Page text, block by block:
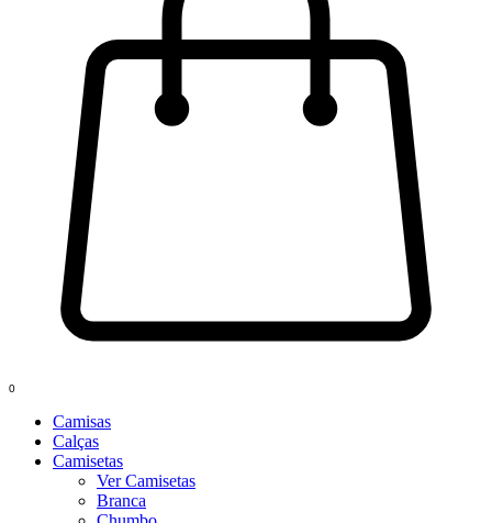
0
Camisas
Calças
Camisetas
Ver Camisetas
Branca